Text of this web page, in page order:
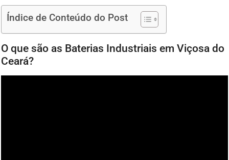
Índice de Conteúdo do Post
O que são as Baterias Industriais em Viçosa do
Ceará?